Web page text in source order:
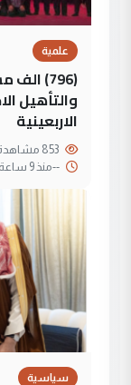
علمية
(796)
والتأهيل
الاربعينية
--منذ 9 ساعة
سياسية